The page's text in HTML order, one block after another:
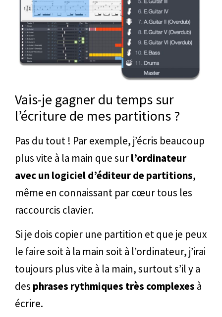
Vais-je gagner du temps sur
l’écriture de mes partitions ?
Pas du tout ! Par exemple, j’écris beaucoup
plus vite à la main que surl’ordinateur
avec un logiciel d’éditeur de partitions,
même en connaissant par cœur tous les
raccourcis clavier.
Si je dois copier une partition et que je peux
le faire soit à la main soit à l’ordinateur, j’irai
toujours plus vite à la main, surtout s’il y a
des phrases rythmiques très complexes à
écrire.